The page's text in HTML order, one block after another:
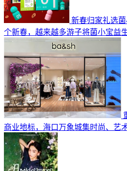
新春归家礼选
个新春，越来越多游子将菌小宝益
商业地标，海口万象城集时尚、艺